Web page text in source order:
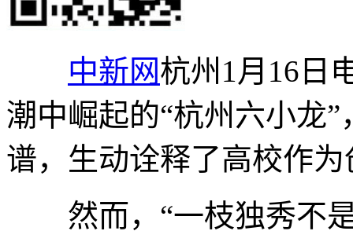
中新网杭州1月16日
潮中崛起的“杭州六小龙
谱，生动诠释了高校作
然而，“一枝独秀不是